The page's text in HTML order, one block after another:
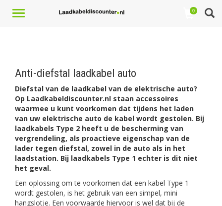
Toggle
0
Anti-diefstal laadkabel auto
Diefstal van de laadkabel van de elektrische auto?
Op Laadkabeldiscounter.nl staan accessoires
waarmee u kunt voorkomen dat tijdens het laden
van uw elektrische auto de kabel wordt gestolen. Bij
laadkabels Type 2 heeft u de bescherming van
vergrendeling, als proactieve eigenschap van de
lader tegen diefstal, zowel in de auto als in het
laadstation. Bij laadkabels Type 1 echter is dit niet
het geval.
Een oplossing om te voorkomen dat een kabel Type 1
wordt gestolen, is het gebruik van een simpel, mini
hangslotje. Een voorwaarde hiervoor is wel dat bij de